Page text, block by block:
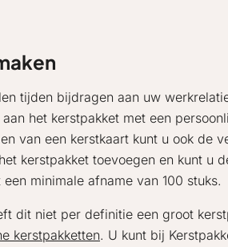
tijden bijdragen aan uw
het kerstpakket met een
van een kerstkaart kunt u ook de
kerstpakket toevoegen en kunt u
minimale afname van 100 stuks.
dit niet per definitie een groot
kerstpakketten. U kunt bij